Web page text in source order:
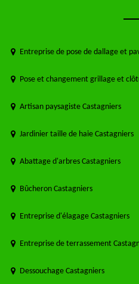
Entreprise de pose de dallage et
Pose et changement grillage et
Artisan paysagiste Castagniers
Jardinier taille de haie Castagniers
Abattage d'arbres Castagniers
Bûcheron Castagniers
Entreprise d'élagage Castagniers
Entreprise de terrassement
Dessouchage Castagniers